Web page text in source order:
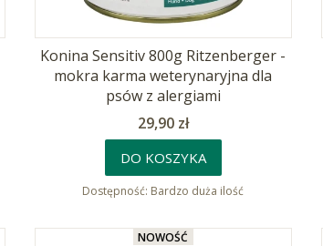
Konina Sensitiv 800g Ritzenberger -
mokra karma weterynaryjna dla
psów z alergiami
Cena
29,90 zł
DO KOSZYKA
Dostępność: Bardzo duża ilość
NOWOŚĆ